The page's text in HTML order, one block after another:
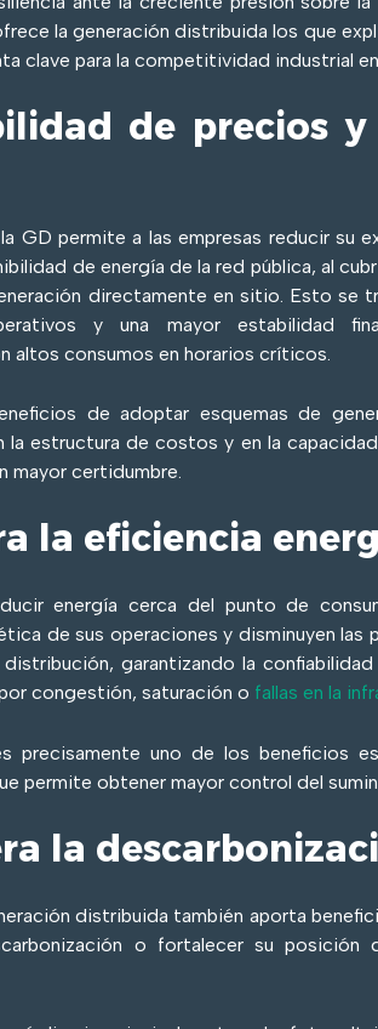
la generación distribuida los que
clave para la competitividad industrial
de precios
GD permite a las empresas reducir su
de energía de la red pública, al
directamente en sitio. Esto se
y una mayor estabilidad
altos consumos en horarios críticos.
de adoptar esquemas de
la estructura de costos y en la capacidad
mayor certidumbre.
la eficiencia
energía cerca del punto de
de sus operaciones y disminuyen las
garantizando la
congestión, saturación o fallas en la
precisamente uno de los beneficios
permite obtener mayor control del
la
distribuida también aporta
o fortalecer su posición